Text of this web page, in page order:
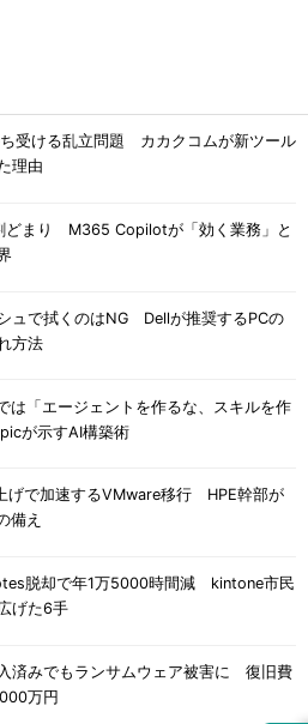
ち受ける乱立問題 カカクコムが新ツール
理由
どまり M365 Copilotが「効く業務」と
ュで拭くのはNG Dellが推奨するPCの
方法
は「エージェントを作るな、スキルを作
が示すAI構築術
げで加速するVMware移行 HPE幹部が
備え
脱却で年1万5000時間減 kintone市民
げた6手
済みでもランサムウェア被害に 復旧費
万円